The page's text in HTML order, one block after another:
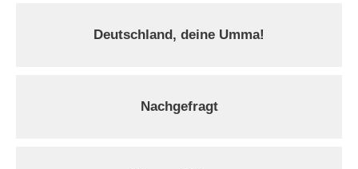
Deutschland, deine Umma!
Nachgefragt